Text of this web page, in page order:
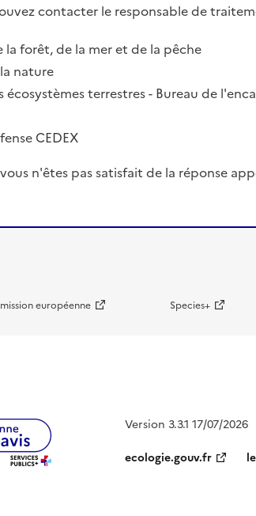
contacter le responsable de
forêt, de la mer et de la pêche
nature
terrestres - Bureau de
CEDEX
n'êtes pas satisfait de la réponse
européenne Species+
Version 3.3.1 17/07/2026
ecologie.gouv.fr